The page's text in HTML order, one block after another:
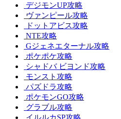
デジモンUP攻略
ヴァンピール攻略
ドットアビス攻略
NTE攻略
Gジェネエターナル攻略
ポケポケ攻略
シャドバ ビヨンド攻略
モンスト攻略
パズドラ攻略
ポケモンGO攻略
グラブル攻略
イルルカSP攻略